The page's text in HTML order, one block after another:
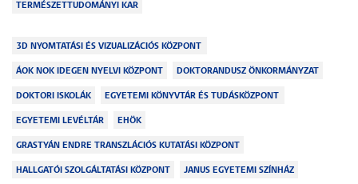
TERMÉSZETTUDOMÁNYI KAR
3D NYOMTATÁSI ÉS VIZUALIZÁCIÓS KÖZPONT
ÁOK NOK IDEGEN NYELVI KÖZPONT DOKTORANDUSZ ÖNKORMÁNYZAT
DOKTORI ISKOLÁK EGYETEMI KÖNYVTÁR ÉS TUDÁSKÖZPONT
EGYETEMI LEVÉLTÁR EHÖK
GRASTYÁN ENDRE TRANSZLÁCIÓS KUTATÁSI KÖZPONT
HALLGATÓI SZOLGÁLTATÁSI KÖZPONT JANUS EGYETEMI SZÍNHÁZ